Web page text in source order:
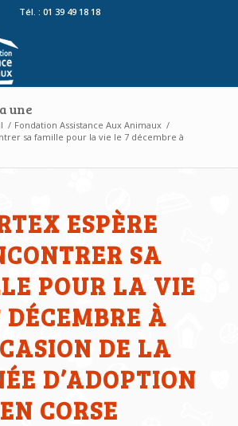
Tél. : 01 39 49 18 18
une
/ Fondation Assistance Aux Animaux /
sa famille pour la vie le 7 décembre à
ESPÈRE
SA
POUR LA VIE
DÉCEMBRE À
DE LA
D’ADOPTION
EN CORSE